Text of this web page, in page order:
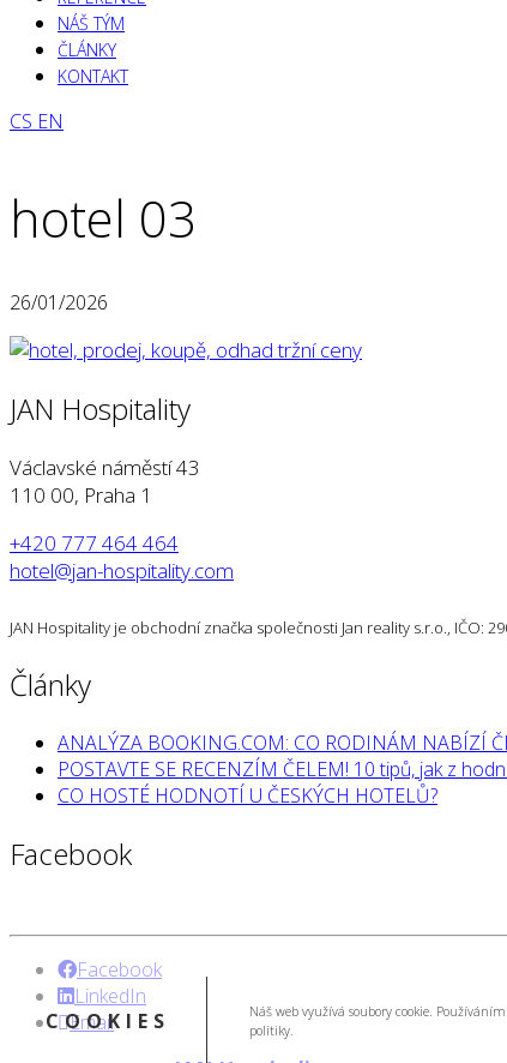
COOKIES Náš web využívá soubory cookie.
politiky.
NÁŠ TÝM
ČLÁNKY
KONTAKT
CS EN
hotel 03
26/01/2026
JAN Hospitality
Václavské náměstí 43
110 00, Praha 1
+420 777 464 464
hotel@jan-hospitality.com
JAN Hospitality je obchodní značka společnosti Jan reality s.r.o., IČO:
Články
ANALÝZA BOOKING.COM: CO RODINÁM NABÍZÍ
POSTAVTE SE RECENZÍM ČELEM! 10 tipů, jak z
CO HOSTÉ HODNOTÍ U ČESKÝCH HOTELŮ?
Facebook
Facebook
LinkedIn
Email